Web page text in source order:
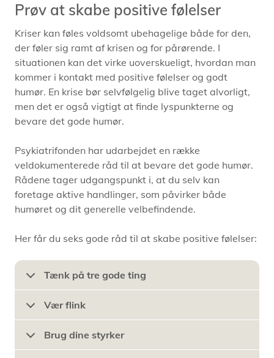
Prøv at skabe positive følelser
Kriser kan føles voldsomt ubehagelige både for den,
der føler sig ramt af krisen og for pårørende. I
situationen kan det virke uoverskueligt, hvordan man
kommer i kontakt med positive følelser og godt
humør. En krise bør selvfølgelig blive taget alvorligt,
men det er også vigtigt at finde lyspunkterne og
bevare det gode humør.
Psykiatrifonden har udarbejdet en række
veldokumenterede råd til at bevare det gode humør.
Rådene tager udgangspunkt i, at du selv kan
foretage aktive handlinger, som påvirker både
humøret og dit generelle velbefindende.
Her får du seks gode råd til at skabe positive følelser:
Tænk på tre gode ting
Vær flink
Brug dine styrker